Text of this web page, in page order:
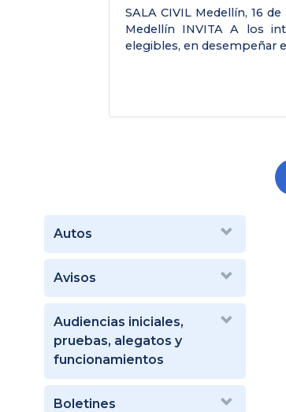
SALA CIVIL Medellín, 16
Medellín INVITA A los
elegibles, en desempeñar
Autos
Avisos
Audiencias iniciales,
pruebas, alegatos y
funcionamientos
Boletines